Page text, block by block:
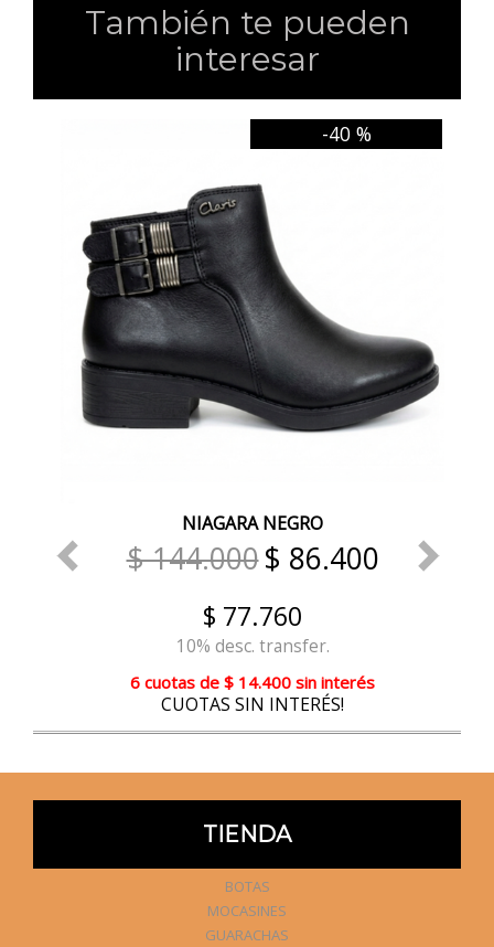
También te pueden
interesar
-40 %
NIAGARA NEGRO
$ 144.000$ 86.400
$ 77.760
10% desc. transfer.
6 cuotas de $ 14.400 sin interés
CUOTAS SIN INTERÉS!
TIENDA
BOTAS
MOCASINES
GUARACHAS